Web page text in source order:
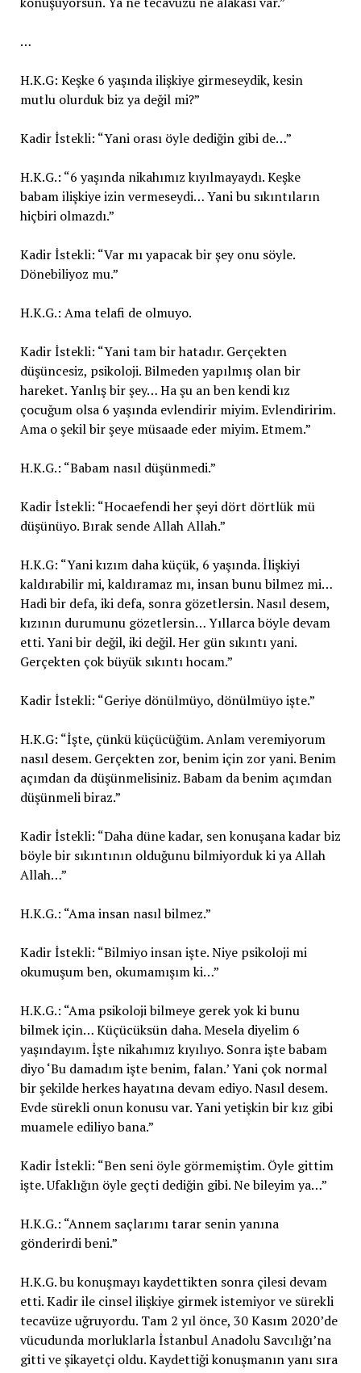
…
H.K.G: Keşke 6 yaşında ilişkiye girmeseydik, kesin
mutlu olurduk biz ya değil mi?”
Kadir İstekli: “Yani orası öyle dediğin gibi de…”
H.K.G.: “6 yaşında nikahımız kıyılmayaydı. Keşke
babam ilişkiye izin vermeseydi… Yani bu sıkıntıların
hiçbiri olmazdı.”
Kadir İstekli: “Var mı yapacak bir şey onu söyle.
Dönebiliyoz mu.”
H.K.G.: Ama telafi de olmuyo.
Kadir İstekli: “Yani tam bir hatadır. Gerçekten
düşüncesiz, psikoloji. Bilmeden yapılmış olan bir
hareket. Yanlış bir şey… Ha şu an ben kendi kız
çocuğum olsa 6 yaşında evlendirir miyim. Evlendiririm.
Ama o şekil bir şeye müsaade eder miyim. Etmem.”
H.K.G.: “Babam nasıl düşünmedi.”
Kadir İstekli: “Hocaefendi her şeyi dört dörtlük mü
düşünüyo. Bırak sende Allah Allah.”
H.K.G: “Yani kızım daha küçük, 6 yaşında. İlişkiyi
kaldırabilir mi, kaldıramaz mı, insan bunu bilmez mi…
Hadi bir defa, iki defa, sonra gözetlersin. Nasıl desem,
kızının durumunu gözetlersin… Yıllarca böyle devam
etti. Yani bir değil, iki değil. Her gün sıkıntı yani.
Gerçekten çok büyük sıkıntı hocam.”
Kadir İstekli: “Geriye dönülmüyo, dönülmüyo işte.”
H.K.G: “İşte, çünkü küçücüğüm. Anlam veremiyorum
nasıl desem. Gerçekten zor, benim için zor yani. Benim
açımdan da düşünmelisiniz. Babam da benim açımdan
düşünmeli biraz.”
Kadir İstekli: “Daha düne kadar, sen konuşana kadar biz
böyle bir sıkıntının olduğunu bilmiyorduk ki ya Allah
Allah…”
H.K.G.: “Ama insan nasıl bilmez.”
Kadir İstekli: “Bilmiyo insan işte. Niye psikoloji mi
okumuşum ben, okumamışım ki…”
H.K.G.: “Ama psikoloji bilmeye gerek yok ki bunu
bilmek için… Küçücüksün daha. Mesela diyelim 6
yaşındayım. İşte nikahımız kıyılıyo. Sonra işte babam
diyo ‘Bu damadım işte benim, falan.’ Yani çok normal
bir şekilde herkes hayatına devam ediyo. Nasıl desem.
Evde sürekli onun konusu var. Yani yetişkin bir kız gibi
muamele ediliyo bana.”
Kadir İstekli: “Ben seni öyle görmemiştim. Öyle gittim
işte. Ufaklığın öyle geçti dediğin gibi. Ne bileyim ya…”
H.K.G.: “Annem saçlarımı tarar senin yanına
gönderirdi beni.”
H.K.G. bu konuşmayı kaydettikten sonra çilesi devam
etti. Kadir ile cinsel ilişkiye girmek istemiyor ve sürekli
tecavüze uğruyordu. Tam 2 yıl önce, 30 Kasım 2020’de
vücudunda morluklarla İstanbul Anadolu Savcılığı’na
gitti ve şikayetçi oldu. Kaydettiği konuşmanın yanı sıra